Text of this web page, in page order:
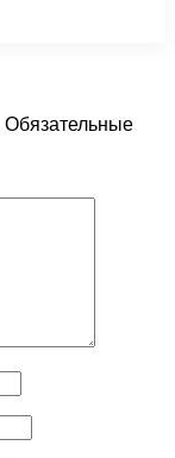
Обязательные